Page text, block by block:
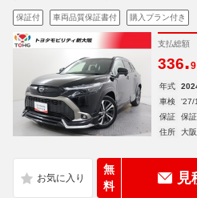
保証付 車両品質保証書付 購入プラン付き
支払総額
336.9
年式
車検
'27/
保証
保
住所
大
無
料
見